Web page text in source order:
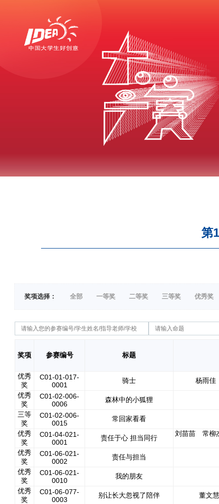
第
奖项选择： 全部 一等奖 二等奖 三等奖 优秀奖
奖项 参赛编号 标题
优秀
奖
C01-01-017-
0001
骑士
杨雨
优秀
奖
C01-02-006-
0006
森林中的小狐狸
三等
奖
C01-02-006-
0015
常回家看看
优秀
奖
C01-04-021-
0001
责任于心 担当同行
刘苗苗 常
优秀
奖
C01-06-021-
0002
责任与担当
优秀
奖
C01-06-021-
0010
我的朋友
优秀
奖
C01-06-077-
0003
别让长大忽视了陪伴
董文